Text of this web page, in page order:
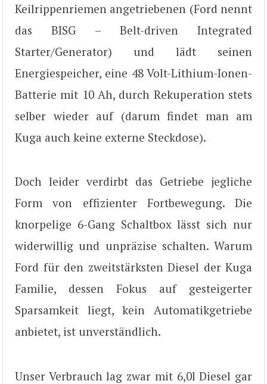
Keilrippenriemen angetriebenen (Ford nennt
das BISG – Belt-driven Integrated
Starter/Generator) und lädt seinen
Energiespeicher, eine 48 Volt-Lithium-Ionen-
Batterie mit 10 Ah, durch Rekuperation stets
selber wieder auf (darum findet man am
Kuga auch keine externe Steckdose).
Doch leider verdirbt das Getriebe jegliche
Form von effizienter Fortbewegung. Die
knorpelige 6-Gang Schaltbox lässt sich nur
widerwillig und unpräzise schalten. Warum
Ford für den zweitstärksten Diesel der Kuga
Familie, dessen Fokus auf gesteigerter
Sparsamkeit liegt, kein Automatikgetriebe
anbietet, ist unverständlich.
Unser Verbrauch lag zwar mit 6,0l Diesel gar